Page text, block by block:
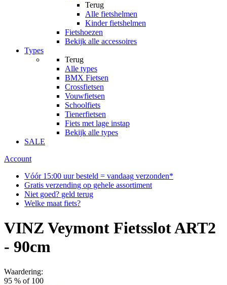
Terug
Alle fietshelmen
Kinder fietshelmen
Fietshoezen
Bekijk alle accessoires
Types
Terug
Alle types
BMX Fietsen
Crossfietsen
Vouwfietsen
Schoolfiets
Tienerfietsen
Fiets met lage instap
Bekijk alle types
SALE
Account
Vóór 15:00 uur besteld = vandaag verzonden*
Gratis verzending op gehele assortiment
Niet goed? geld terug
Welke maat fiets?
VINZ Veymont Fietsslot ART2
- 90cm
Waardering:
95 % of 100